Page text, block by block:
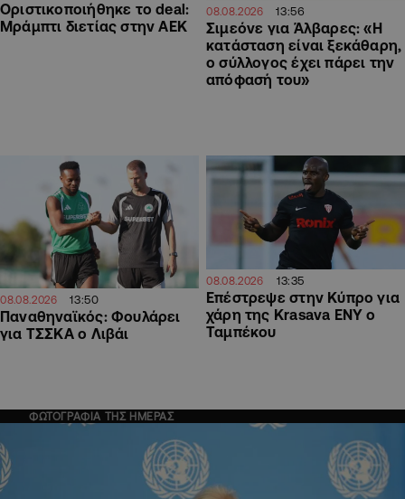
Οριστικοποιήθηκε το deal:
Μράμπτι διετίας στην ΑΕΚ
08.08.2026 13:56
Σιμεόνε για Άλβαρες: «Η
κατάσταση είναι ξεκάθαρη,
ο σύλλογος έχει πάρει την
απόφασή του»
08.08.2026 13:50
Παναθηναϊκός: Φουλάρει
για ΤΣΣΚΑ ο Λιβάι
08.08.2026 13:35
Επέστρεψε στην Κύπρο για
χάρη της Krasava ΕΝΥ ο
Ταμπέκου
ΦΩΤΟΓΡΑΦΙΑ ΤΗΣ ΗΜΕΡΑΣ